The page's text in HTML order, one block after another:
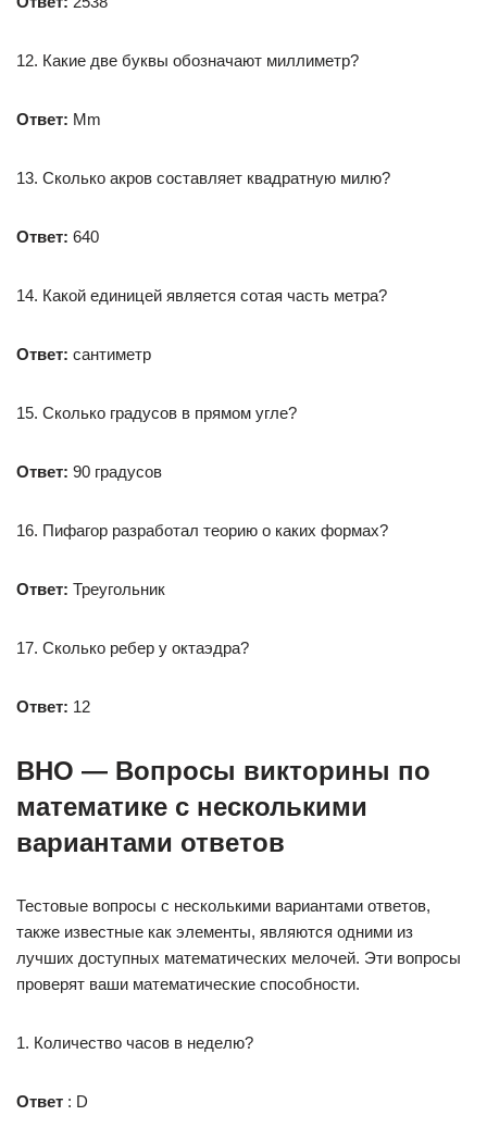
12. Какие две буквы обозначают миллиметр?
Ответ: Mm
13. Сколько акров составляет квадратную милю?
Ответ: 640
14. Какой единицей является сотая часть метра?
Ответ: сантиметр
15. Сколько градусов в прямом угле?
Ответ: 90 градусов
16. Пифагор разработал теорию о каких формах?
Ответ: Треугольник
17. Сколько ребер у октаэдра?
Ответ: 12
ВНО — Вопросы викторины по
математике с несколькими
вариантами ответов
Тестовые вопросы с несколькими вариантами ответов,
также известные как элементы, являются одними из
лучших доступных математических мелочей. Эти вопросы
проверят ваши математические способности.
1. Количество часов в неделю?
Ответ : D